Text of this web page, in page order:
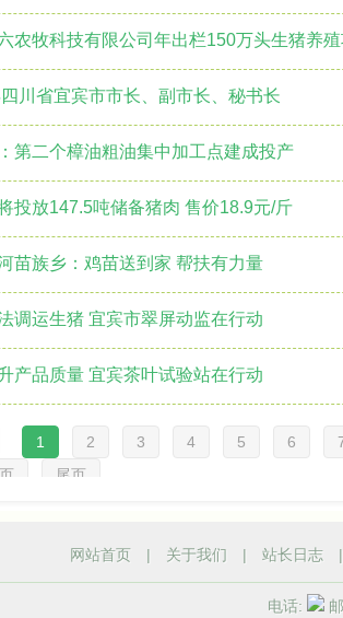
科技有限公司年出栏150万头生猪养殖项目(柑子村基地)在天全县
川省宜宾市市长、副市长、秘书长
第二个樟油粗油集中加工点建成投产
投放147.5吨储备猪肉 售价18.9元/斤
苗族乡：鸡苗送到家 帮扶有力量
调运生猪 宜宾市翠屏动监在行动
产品质量 宜宾茶叶试验站在行动
1 2 3 4 5 6
尾页
网站首页 | 关于我们 | 站长日志
电话: